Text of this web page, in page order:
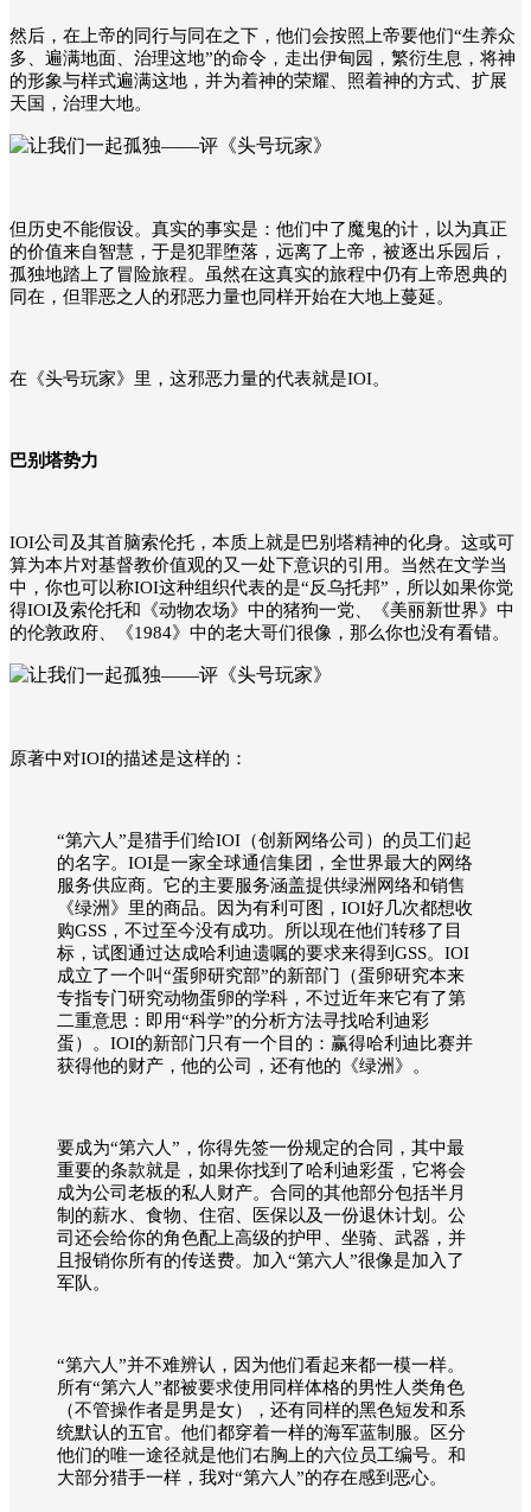
然后，在上帝的同行与同在之下，他们会按照上帝要他们“生养众
多、遍满地面、治理这地”的命令，走出伊甸园，繁衍生息，将神
的形象与样式遍满这地，并为着神的荣耀、照着神的方式、扩展
天国，治理大地。
但历史不能假设。真实的事实是：他们中了魔鬼的计，以为真正
的价值来自智慧，于是犯罪堕落，远离了上帝，被逐出乐园后，
孤独地踏上了冒险旅程。虽然在这真实的旅程中仍有上帝恩典的
同在，但罪恶之人的邪恶力量也同样开始在大地上蔓延。
在《头号玩家》里，这邪恶力量的代表就是IOI。
巴别塔势力
IOI公司及其首脑索伦托，本质上就是巴别塔精神的化身。这或可
算为本片对基督教价值观的又一处下意识的引用。当然在文学当
中，你也可以称IOI这种组织代表的是“反乌托邦”，所以如果你觉
得IOI及索伦托和《动物农场》中的猪狗一党、《美丽新世界》中
的伦敦政府、《1984》中的老大哥们很像，那么你也没有看错。
原著中对IOI的描述是这样的：
“第六人”是猎手们给IOI（创新网络公司）的员工们起
的名字。IOI是一家全球通信集团，全世界最大的网络
服务供应商。它的主要服务涵盖提供绿洲网络和销售
《绿洲》里的商品。因为有利可图，IOI好几次都想收
购GSS，不过至今没有成功。所以现在他们转移了目
标，试图通过达成哈利迪遗嘱的要求来得到GSS。 IOI
成立了一个叫“蛋卵研究部”的新部门（蛋卵研究本来
专指专门研究动物蛋卵的学科，不过近年来它有了第
二重意思：即用“科学”的分析方法寻找哈利迪彩
蛋）。IOI的新部门只有一个目的：赢得哈利迪比赛并
获得他的财产，他的公司，还有他的《绿洲》。
要成为“第六人”，你得先签一份规定的合同，其中最
重要的条款就是，如果你找到了哈利迪彩蛋，它将会
成为公司老板的私人财产。合同的其他部分包括半月
制的薪水、食物、住宿、医保以及一份退休计划。公
司还会给你的角色配上高级的护甲、坐骑、武器，并
且报销你所有的传送费。加入“第六人”很像是加入了
军队。
“第六人”并不难辨认，因为他们看起来都一模一样。
所有“第六人”都被要求使用同样体格的男性人类角色
（不管操作者是男是女），还有同样的黑色短发和系
统默认的五官。他们都穿着一样的海军蓝制服。区分
他们的唯一途径就是他们右胸上的六位员工编号。和
大部分猎手一样，我对“第六人”的存在感到恶心。